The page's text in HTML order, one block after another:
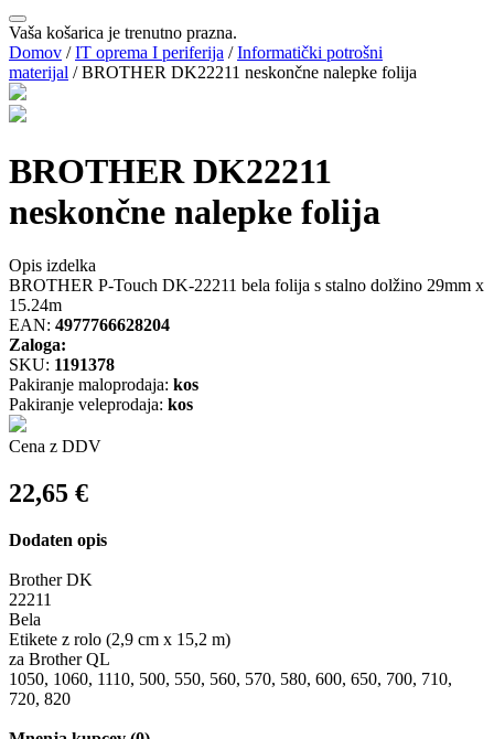
Vaša košarica je trenutno prazna.
Domov /IT oprema I periferija /Informatički potrošni
materijal /BROTHER DK22211 neskončne nalepke folija
BROTHER DK22211
neskončne nalepke folija
Opis izdelka
BROTHER P-Touch DK-22211 bela folija s stalno dolžino 29mm x
15.24m
EAN: 4977766628204
Zaloga:
SKU: 1191378
Pakiranje maloprodaja: kos
Pakiranje veleprodaja: kos
Cena z DDV
22,65 €
Dodaten opis
Brother DK
22211
Bela
Etikete z rolo (2,9 cm x 15,2 m)
za Brother QL
1050, 1060, 1110, 500, 550, 560, 570, 580, 600, 650, 700, 710,
720, 820